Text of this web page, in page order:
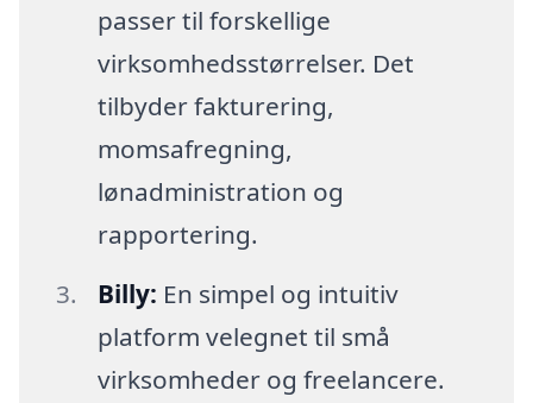
passer til forskellige
virksomhedsstørrelser. Det
tilbyder fakturering,
momsafregning,
lønadministration og
rapportering.
Billy: En simpel og intuitiv
platform velegnet til små
virksomheder og freelancere.